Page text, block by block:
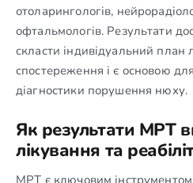
отоларингологів,
офтальмологів. Результати
скласти індивідуальний план
спостереження і є основою
діагностики порушення нюху.
Як результати МРТ
лікування та
МРТ є ключовим